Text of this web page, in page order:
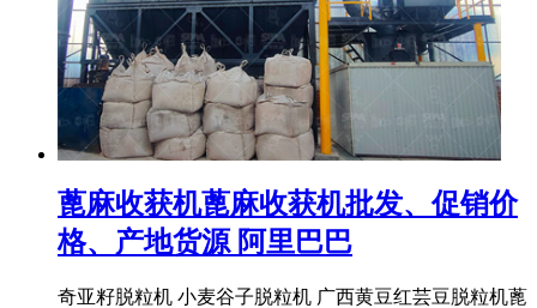
蓖麻收获机蓖麻收获机批发、促销价
格、产地货源 阿里巴巴
奇亚籽脱粒机 小麦谷子脱粒机 广西黄豆红芸豆脱粒机蓖